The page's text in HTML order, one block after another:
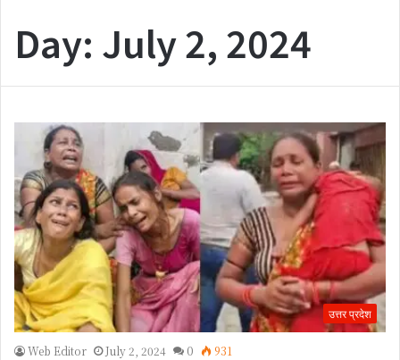
Day: July 2, 2024
उत्तर प्रदेश
Web Editor July 2, 2024 0 931